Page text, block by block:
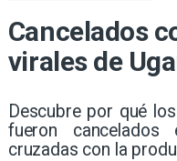
Cancelados
virales de
Descubre por qué
fueron cancelados
cruzadas con la